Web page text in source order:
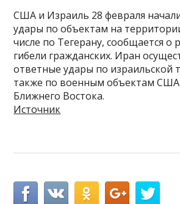
США и Израиль 28 февраля
удары по объектам на
числе по Тегерану, сообщается о
гибели гражданских. Иран
ответные удары по израильской
также по военным объектам США
Ближнего Востока.
Источник